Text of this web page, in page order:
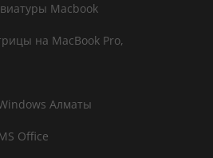
Macbook
на MacBook Pro,
Алматы
Office